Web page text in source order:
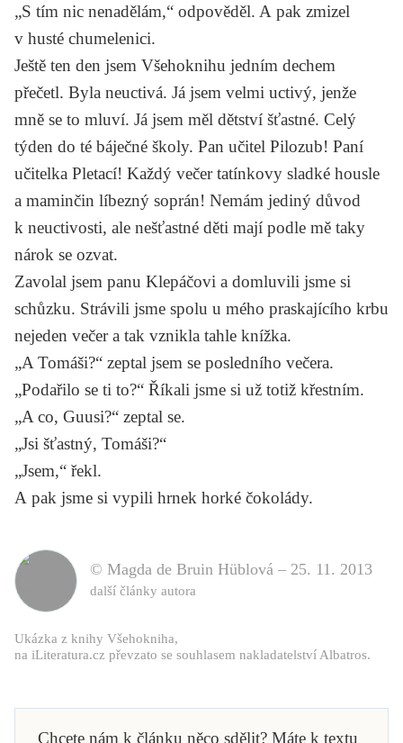
„S tím nic nenadělám,“ odpověděl. A pak zmizel
v husté chumelenici.
Ještě ten den jsem Všehoknihu jedním dechem
přečetl. Byla neuctivá. Já jsem velmi uctivý, jenže
mně se to mluví. Já jsem měl dětství šťastné. Celý
týden do té báječné školy. Pan učitel Pilozub! Paní
učitelka Pletací! Každý večer tatínkovy sladké housle
a maminčin líbezný soprán! Nemám jediný důvod
k neuctivosti, ale nešťastné děti mají podle mě taky
nárok se ozvat.
Zavolal jsem panu Klepáčovi a domluvili jsme si
schůzku. Strávili jsme spolu u mého praskajícího krbu
nejeden večer a tak vznikla tahle knížka.
„A Tomáši?“ zeptal jsem se posledního večera.
„Podařilo se ti to?“ Říkali jsme si už totiž křestním.
„A co, Guusi?“ zeptal se.
„Jsi šťastný, Tomáši?“
„Jsem,“ řekl.
A pak jsme si vypili hrnek horké čokolády.
© Magda de Bruin Hüblová – 25. 11. 2013
další články autora
Ukázka z knihy Všehokniha,
na iLiteratura.cz převzato se souhlasem nakladatelství Albatros.
Chcete nám k článku něco sdělit? Máte k textu